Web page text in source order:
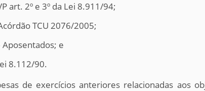
art. 2º e 3º da Lei 8.911/94;
TCU 2076/2005;
Aposentados; e
8.112/90.
de exercícios anteriores relacionadas aos